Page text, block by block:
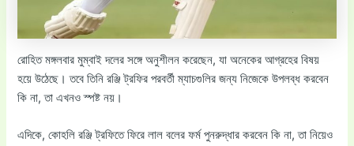
রোহিত মঙ্গলবার মুম্বাই দলের সঙ্গে অনুশীলন করেছেন, যা অনেকের আগ্রহের বিষয়
হয়ে উঠেছে। তবে তিনি রঞ্জি ট্রফির পরবর্তী ম্যাচগুলির জন্য নিজেকে উপলব্ধ করবেন
কি না, তা এখনও স্পষ্ট নয়।
এদিকে, কোহলি রঞ্জি ট্রফিতে ফিরে লাল বলের ফর্ম পুনরুদ্ধার করবেন কি না, তা নিয়েও